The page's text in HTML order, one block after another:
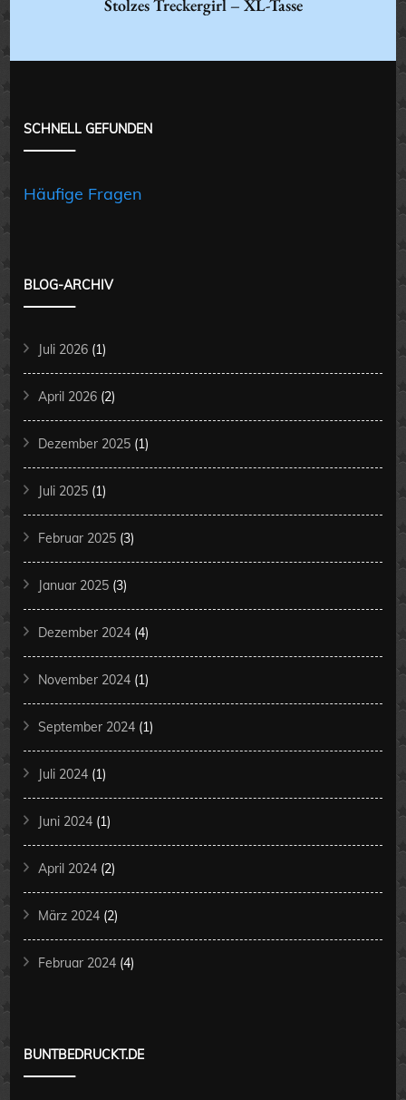
Stolzes Treckergirl – XL-Tasse
SCHNELL GEFUNDEN
Häufige Fragen
BLOG-ARCHIV
Juli 2026 (1)
April 2026 (2)
Dezember 2025 (1)
Juli 2025 (1)
Februar 2025 (3)
Januar 2025 (3)
Dezember 2024 (4)
November 2024 (1)
September 2024 (1)
Juli 2024 (1)
Juni 2024 (1)
April 2024 (2)
März 2024 (2)
Februar 2024 (4)
BUNTBEDRUCKT.DE